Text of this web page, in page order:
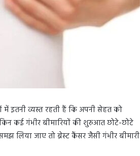
इतनी व्यस्त रहती हैं कि अपनी सेहत को
कई गंभीर बीमारियों की शुरुआत छोटे-छोटे
लिया जाए तो ब्रेस्ट कैंसर जैसी गंभीर बीमारी